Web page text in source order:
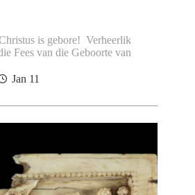
is gebore! Verheerlik
Fees van die Geboorte van
Jan 11